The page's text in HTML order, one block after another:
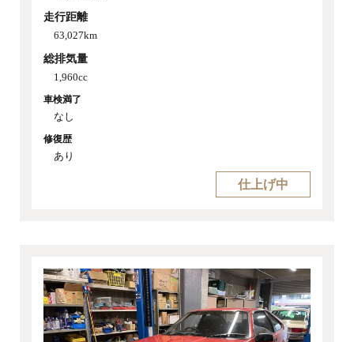
走行距離
63,027km
総排気量
1,960cc
車検満了
なし
修復歴
あり
仕上げ中